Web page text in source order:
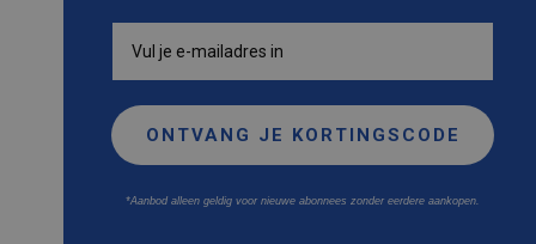
ONTVANG JE KORTINGSCODE
*Aanbod alleen geldig voor nieuwe abonnees zonder eerdere aankopen.